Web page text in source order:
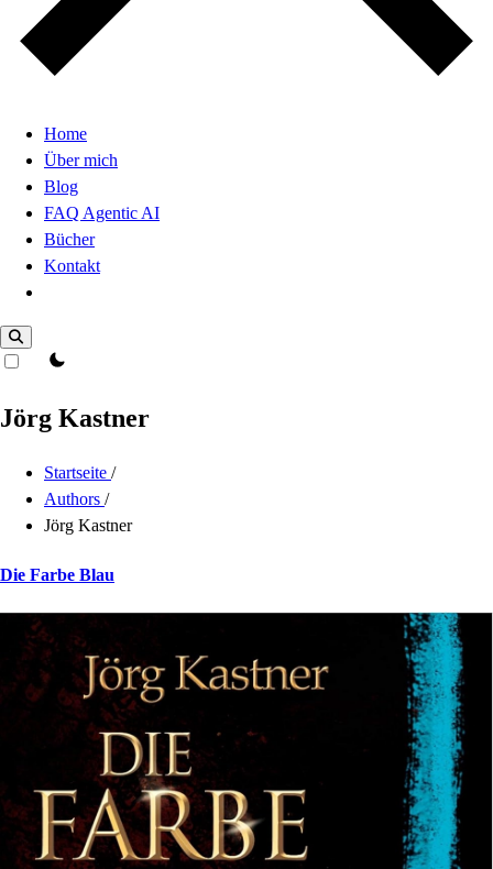
Home
Über mich
Blog
FAQ Agentic AI
Bücher
Kontakt
theme switcher
Jörg Kastner
Startseite /
Authors /
Jörg Kastner
Die Farbe Blau